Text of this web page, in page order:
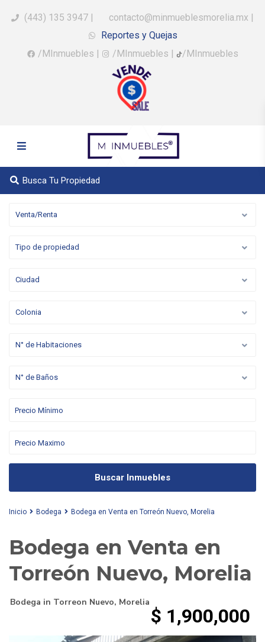
(443) 135 3947 | contacto@minmueblesmorelia.mx |
Reportes y Quejas
/MInmuebles | /MInmuebles | /MInmuebles
Busca Tu Propiedad
Venta/Renta
Tipo de propiedad
Ciudad
Colonia
N° de Habitaciones
N° de Baños
Buscar Inmuebles
Inicio Bodega Bodega en Venta en Torreón Nuevo, Morelia
Bodega en Venta en
Torreón Nuevo, Morelia
Bodega in Torreon Nuevo, Morelia
$ 1,900,000